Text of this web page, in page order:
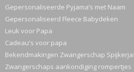
Gepersonaliseerde Pyjama’s met Naam
Gepersonaliseerd Fleece Babydeken
Leuk voor Papa
Cadeau's voor papa
Bekendmakingen Zwangerschap
Zwangerschaps aankondiging rompertjes